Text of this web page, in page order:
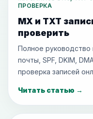
ПРОВЕРКА
MX и TXT
проверить
Полное руководство
почты, SPF, DKIM,
проверка записей
Читать статью →